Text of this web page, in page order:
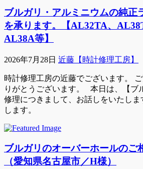
ブルガリ・アルミニウムの純正
を承ります。【AL32TA、
AL38A等】
2026年7月28日 近藤【時計修理工房】
時計修理工房の近藤でございます。
りがとうございます。 本日は、【ブ
修理につきまして、お話しをいたし
します。
ブルガリのオーバーホールのご
（愛知県名古屋市／H様）